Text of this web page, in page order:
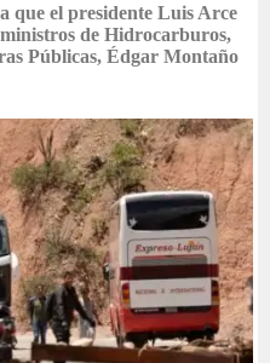
que el presidente Luis Arce
de Hidrocarburos,
Públicas, Édgar Montaño